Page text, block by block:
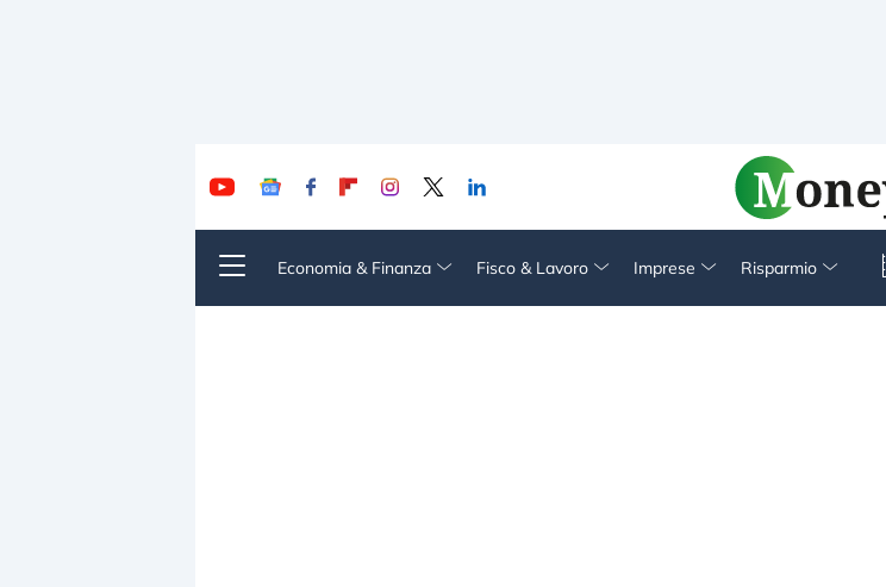
Economia & Finanza Fisco & Lavoro Imprese Risparmio